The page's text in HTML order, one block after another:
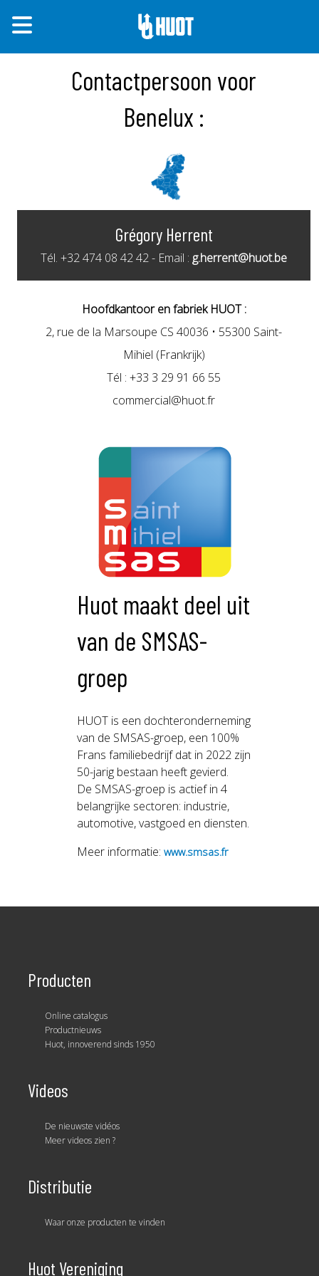
Contactpersoon voor
Benelux :
Grégory Herrent
Tél. +32 474 08 42 42 - Email : g.herrent@huot.be
Hoofdkantoor en fabriek HUOT :
2, rue de la Marsoupe CS 40036 • 55300 Saint-
Mihiel (Frankrijk)
Tél : +33 3 29 91 66 55
commercial@huot.fr
Huot maakt deel uit
van de SMSAS-
groep
HUOT is een dochteronderneming
van de SMSAS-groep, een 100%
Frans familiebedrijf dat in 2022 zijn
50-jarig bestaan heeft gevierd.
De SMSAS-groep is actief in 4
belangrijke sectoren: industrie,
automotive, vastgoed en diensten.
Meer informatie: www.smsas.fr
Producten
Online catalogus
Productnieuws
Huot, innoverend sinds 1950
Videos
De nieuwste vidéos
Meer videos zien ?
Distributie
Waar onze producten te vinden
Huot Vereniging